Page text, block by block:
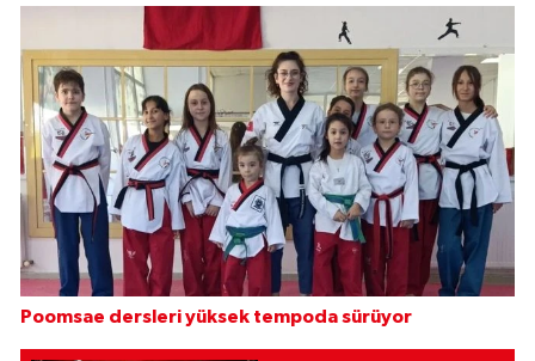
Poomsae dersleri yüksek tempoda sürüyor